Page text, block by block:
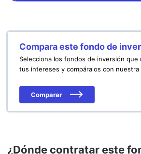
Compara este fondo de
Selecciona los fondos de inversión que
tus intereses y compáralos con nuestra
Comparar
¿Dónde contratar este